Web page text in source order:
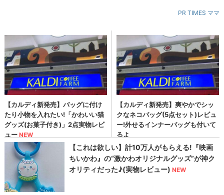
PR TIMES ママ